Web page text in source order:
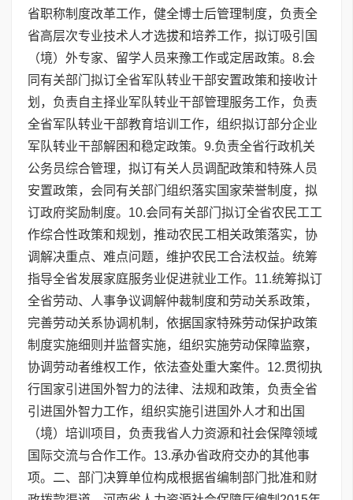
省职称制度改革工作，健全博士后管理制度，负责全
省高层次专业技术人才选拔和培养工作，拟订吸引国
（境）外专家、留学人员来豫工作或定居政策。8.会
同有关部门拟订全省军队转业干部安置政策和接收计
划，负责自主择业军队转业干部管理服务工作，负责
全省军队转业干部教育培训工作，组织拟订部分企业
军队转业干部解困和稳定政策。9.负责全省行政机关
公务员综合管理，拟订有关人员调配政策和特殊人员
安置政策，会同有关部门组织落实国家荣誉制度，拟
订政府奖励制度。10.会同有关部门拟订全省农民工工
作综合性政策和规划，推动农民工相关政策落实，协
调解决重点、难点问题，维护农民工合法权益。统筹
指导全省发展家庭服务业促进就业工作。11.统筹拟订
全省劳动、人事争议调解仲裁制度和劳动关系政策，
完善劳动关系协调机制，依据国家特殊劳动保护政策
制度实施细则并监督实施，组织实施劳动保障监察，
协调劳动者维权工作，依法查处重大案件。12.贯彻执
行国家引进国外智力的法律、法规和政策，负责全省
引进国外智力工作，组织实施引进国外人才和出国
（境）培训项目，负责我省人力资源和社会保障领域
国际交流与合作工作。13.承办省政府交办的其他事
项。二、部门决算单位构成根据省编制部门批准和财